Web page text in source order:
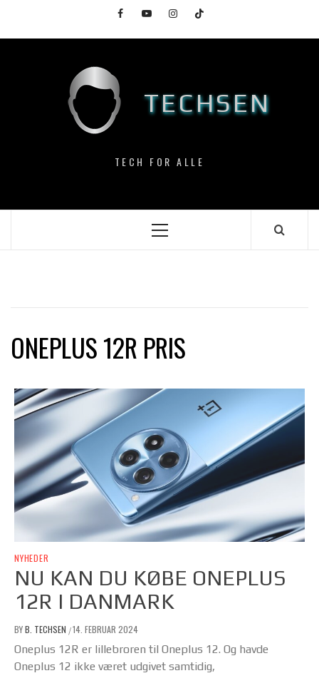
content
FacebookYouTubeInstagramTikTok
TECHSEN
TECH FOR ALLE
Primary
ONEPLUS 12R PRIS
NYHEDER
NU KAN DU KØBE ONEPLUS
12R I DANMARK
BYB. TECHSEN /14. FEBRUAR 2024
Oneplus 12R er lillebroren til Oneplus 12. Og havde
Oneplus 12 ikke været udgivet samtidig,